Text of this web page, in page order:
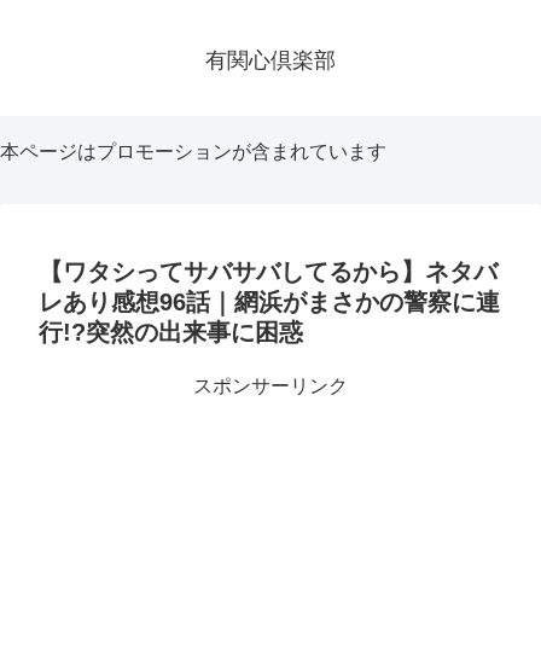
有関心倶楽部
本ページはプロモーションが含まれています
【ワタシってサバサバしてるから】ネタバ
レあり感想96話｜網浜がまさかの警察に連
行!?突然の出来事に困惑
スポンサーリンク